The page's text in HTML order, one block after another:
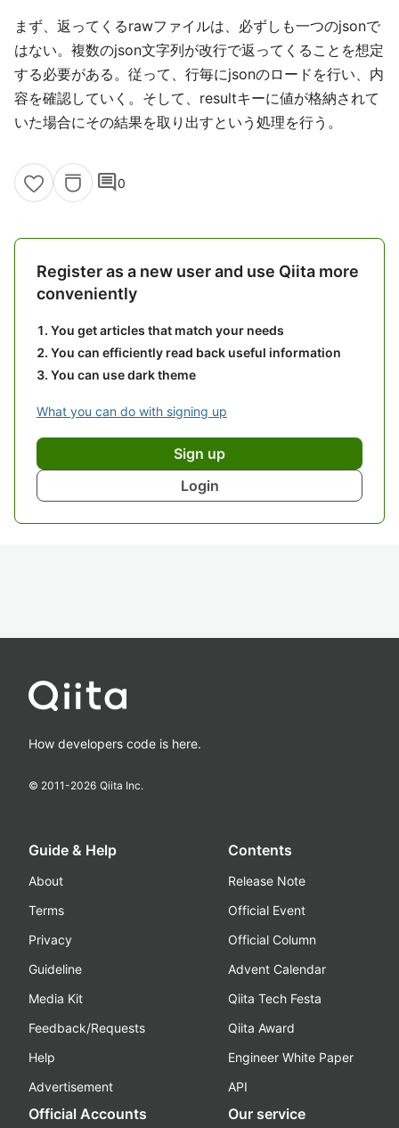
まず、返ってくるrawファイルは、必ずしも一つのjsonで
はない。複数のjson文字列が改行で返ってくることを想定
する必要がある。従って、行毎にjsonのロードを行い、内
容を確認していく。そして、resultキーに値が格納されて
いた場合にその結果を取り出すという処理を行う。
comment0
Register as a new user and use Qiita more
conveniently
You get articles that match your needs
You can efficiently read back useful information
You can use dark theme
What you can do with signing up
Sign up
Login
How developers code is here.
© 2011-2026 Qiita Inc.
Guide & Help
About
Terms
Privacy
Guideline
Media Kit
Feedback/Requests
Help
Advertisement
Contents
Release Note
Official Event
Official Column
Advent Calendar
Qiita Tech Festa
Qiita Award
Engineer White Paper
API
Official Accounts Our service